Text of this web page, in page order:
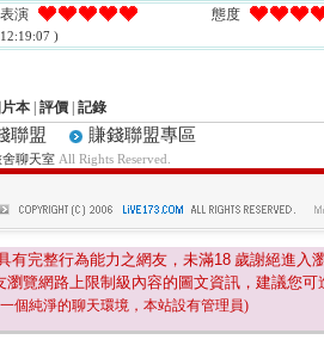
表演 態度
)
本 評價 記錄
聯盟 賺錢聯盟專區
聊天室 All Rights Reserved.
有完整行為能力之網友，未滿18 歲謝絕進入
瀏覽網路上限制級內容的圖文資訊，建議您可
個純淨的聊天環境，本站設有管理員)